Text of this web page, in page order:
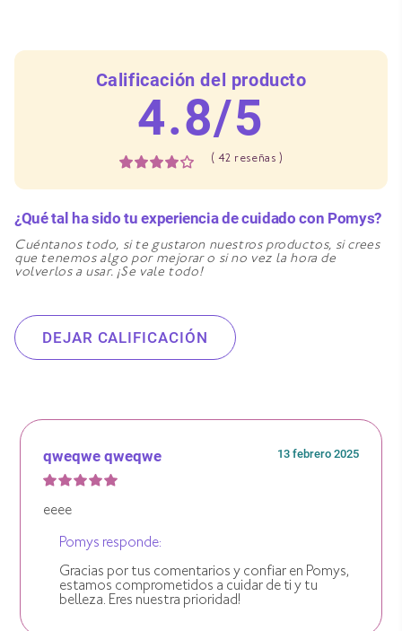
Calificación del producto
4.8/5
( 42 reseñas )
¿Qué tal ha sido tu experiencia de cuidado con Pomys?
Cuéntanos todo, si te gustaron nuestros productos, si crees
que tenemos algo por mejorar o si no vez la hora de
volverlos a usar. ¡Se vale todo!
DEJAR CALIFICACIÓN
qweqwe qweqwe 13 febrero 2025
eeee
Pomys responde:
Gracias por tus comentarios y confiar en Pomys,
estamos comprometidos a cuidar de ti y tu
belleza. Eres nuestra prioridad!